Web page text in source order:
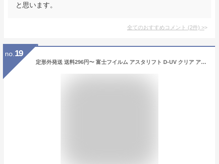
と思います。
全てのおすすめコメント (2件) >
no. 19
定形外発送 送料296円〜 富士フイルム アスタリフト D-UV クリア アクアデイセラム 30g SPF50+ PA++++ [ FUJIFILM ASTALIFT 美容液 UVケア 日焼け止め UV美容液 スキンケア 化粧下地 紫外線 ハリ うるおい 乾燥 ]